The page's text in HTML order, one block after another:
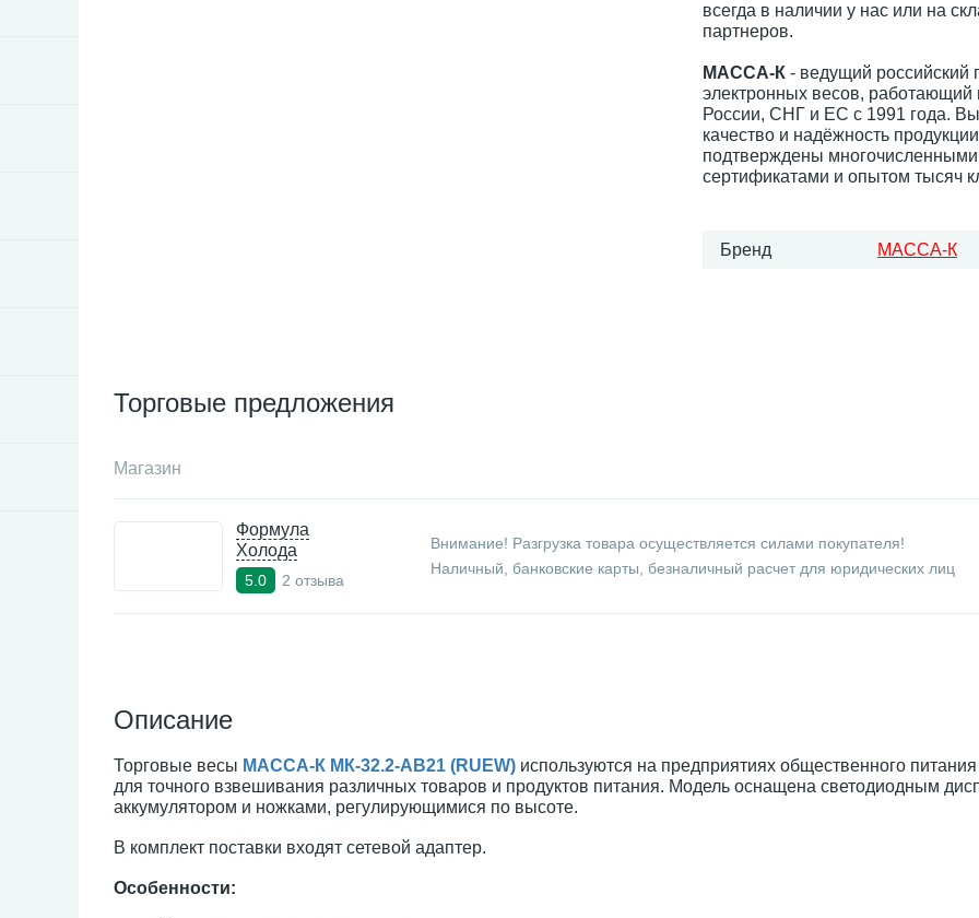
всегда в наличии у нас или на
партнеров.
МАССА-К - ведущий российский
электронных весов, работающий
России, СНГ и ЕС с 1991 года.
качество и надёжность
подтверждены многочисленными
сертификатами и опытом тысяч
Бренд МАССА-К
Торговые предложения
Магазин
Формула
Холода
5.0 2 отзыва
Внимание! Разгрузка товара осуществляется силами покупателя!
Наличный, банковские карты, безналичный расчет для юридических лиц
Описание
Торговые весы МАССА-К МК-32.2-АВ21 (RUEW) используются на предприятиях общественного питания
для точного взвешивания различных товаров и продуктов питания. Модель оснащена светодиодным
аккумулятором и ножками, регулирующимися по высоте.
В комплект поставки входят сетевой адаптер.
Особенности: